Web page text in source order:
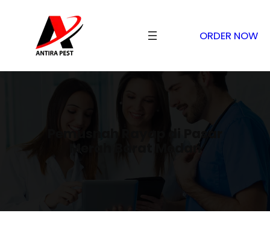
ORDER NOW
Pemusnah Rayap di Pasar
Merah Barat Medan